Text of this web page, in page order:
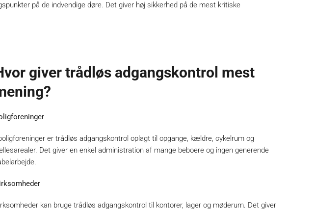
på de indvendige døre. Det giver høj sikkerhed på de mest kritiske
giver trådløs adgangskontrol mest
boligforeninger er trådløs adgangskontrol oplagt til opgange, kældre, cykelrum og
Det giver en enkel administration af mange beboere og ingen generende
kan bruge trådløs adgangskontrol til kontorer, lager og møderum. Det giver